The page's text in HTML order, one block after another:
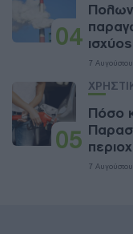
04
7
05
Πόσο
7